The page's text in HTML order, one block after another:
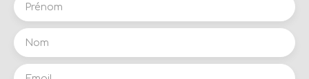
Prénom
Nom